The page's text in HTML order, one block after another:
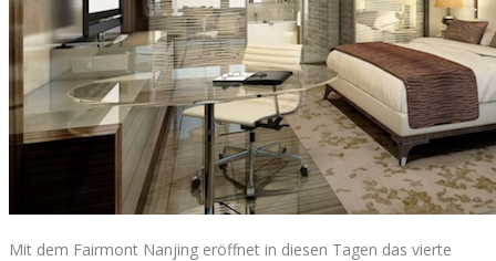
Mit dem Fairmont Nanjing eröffnet in diesen Tagen das vierte